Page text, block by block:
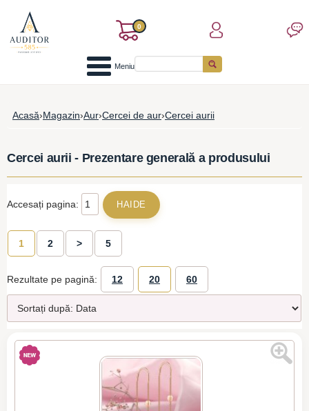
0
Meniu
Acasă›Magazin›Aur›Cercei de aur›Cercei aurii
Cercei aurii - Prezentare generală a produsului
Accesați pagina:
1 2 > 5
Rezultate pe pagină: 12 20 60